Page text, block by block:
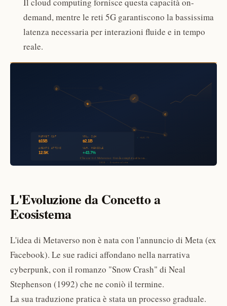
Il cloud computing fornisce questa capacità on-
demand, mentre le reti 5G garantiscono la bassissima
latenza necessaria per interazioni fluide e in tempo
reale.
L'Evoluzione da Concetto a
Ecosistema
L'idea di Metaverso non è nata con l'annuncio di Meta (ex
Facebook). Le sue radici affondano nella narrativa
cyberpunk, con il romanzo "Snow Crash" di Neal
Stephenson (1992) che ne coniò il termine.
La sua traduzione pratica è stata un processo graduale.